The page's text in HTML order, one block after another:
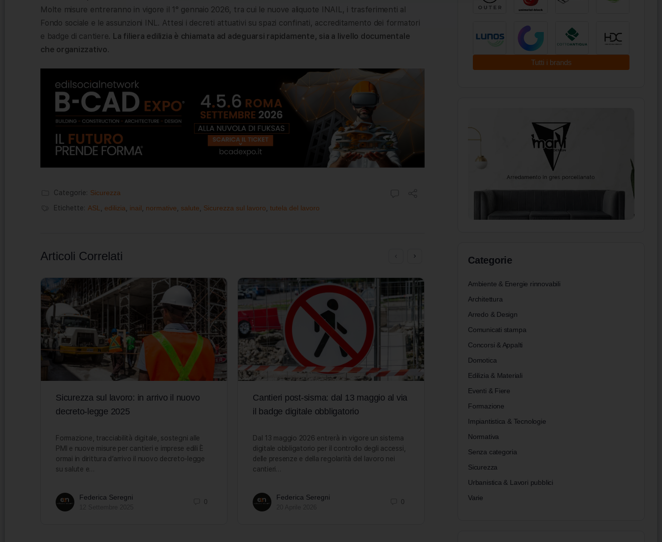
Molte misure entreranno in vigore il 1° gennaio 2026, tra cui le nuove aliquote INAIL, i trasferimenti al
Fondo sociale e le assunzioni INL. Attesi i decreti attuativi su spazi confinati, accreditamento dei formatori
e badge di cantiere. La filiera edilizia è chiamata ad adeguarsi rapidamente, sia a livello documentale
che organizzativo.
Categorie: Sicurezza
Etichette: ASL edilizia inail normative salute Sicurezza sul lavoro tutela del lavoro
Articoli Correlati
Sicurezza sul lavoro: in arrivo il nuovo
decreto-legge 2025
Formazione, tracciabilità digitale, sostegni alle
PMI e nuove misure per cantieri e imprese edili È
ormai in dirittura d’arrivo il nuovo decreto-legge
su salute e…
Federica Seregni
0
Cantieri post-sisma: dal 13 maggio al via
il badge digitale obbligatorio
Dal 13 maggio 2026 entrerà in vigore un sistema
digitale obbligatorio per il controllo degli accessi,
delle presenze e della regolarità del lavoro nei
cantieri…
Federica Seregni
0
con la Circolare INL 1/2026 e il D.L.
159/2025
La Circolare INL n. 1/2026 offre le prime
innovazioni introdotte dal Decreto-Legge 31
ottobre 2025, n. 159, convertito nella Legge 29…
Tutti i brands
Categorie
Ambiente & Energie rinnovabili
Architettura
Arredo & Design
Comunicati stampa
Concorsi & Appalti
Domotica
Edilizia & Materiali
Eventi & Fiere
Formazione
Impiantistica & Tecnologie
Normativa
Senza categoria
Sicurezza
Urbanistica & Lavori pubblici
Varie